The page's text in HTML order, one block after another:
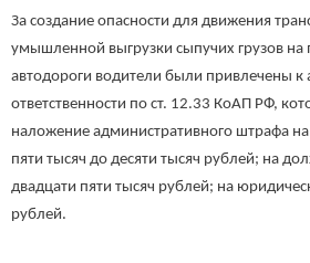
За создание опасности для движения
умышленной выгрузки сыпучих грузов на
автодороги водители были привлечены к
ответственности по ст. 12.33 КоАП РФ,
наложение административного штрафа
пяти тысяч до десяти тысяч рублей; на
двадцати пяти тысяч рублей; на
рублей.